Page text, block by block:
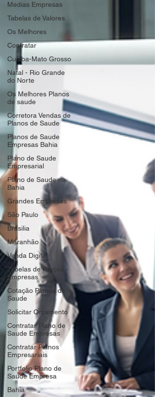
Medias Empresas
Tabelas de Valores
Os Melhores
Contratar
Cuiaba-Mato Grosso
Natal - Rio Grande
do Norte
Os Melhores Planos
de saude
Corretora Vendas de
Planos de Saude
Planos de Saude
Empresas Bahia
Plano de Saude
Empresarial
Plano de Saude na
Bahia
Grandes Empresas
São Paulo
Brasilia
Maranhão
Venda Digital
Tabelas de Preços -
Empresas
Cotação Planos de
Saude
Solicitar Orçamento
Contratar Plano de
Saude Empresas
Contratar Planos
Empresariais
Portfolio Plano de
Saude Empresa
Bahia